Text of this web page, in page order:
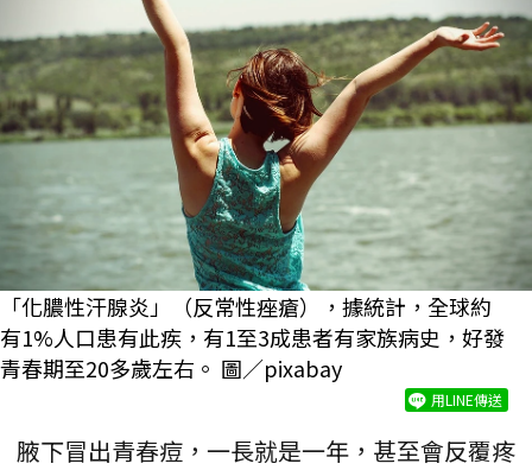
「化膿性汗腺炎」（反常性痤瘡），據統計，全球約
有1%人口患有此疾，有1至3成患者有家族病史，好發
青春期至20多歲左右。 圖／pixabay
用LINE傳送
腋下冒出青春痘，一長就是一年，甚至會反覆疼